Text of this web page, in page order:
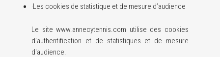
·Les cookies de statistique et de mesure d’audience
Le site www.annecytennis.com utilise des cookies
d’authentification et de statistiques et de mesure
d'audience.